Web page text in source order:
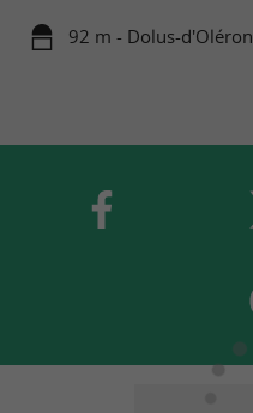
92 m - Dolus-d'Oléron